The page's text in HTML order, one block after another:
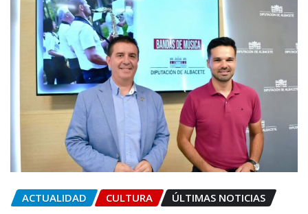
ACTUALIDAD CULTURA ÚLTIMAS NOTICIAS